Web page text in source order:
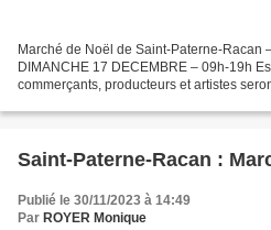
Marché de Noël de Saint-Paterne-Racan
DIMANCHE 17 DECEMBRE – 09h-19h
commerçants, producteurs et artistes
Saint-Paterne-Racan :
Publié le 30/11/2023 à 14:49
Par ROYER Monique